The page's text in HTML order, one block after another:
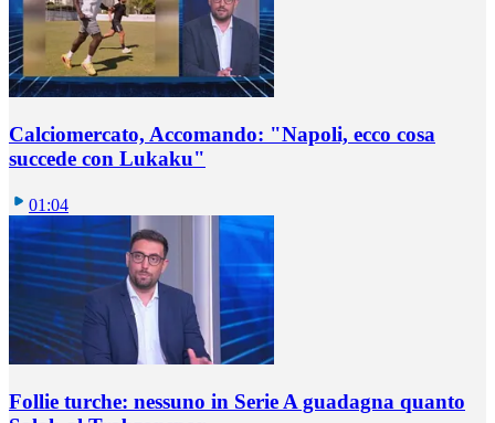
Calciomercato, Accomando: "Napoli, ecco cosa
succede con Lukaku"
01:04
Follie turche: nessuno in Serie A guadagna quanto